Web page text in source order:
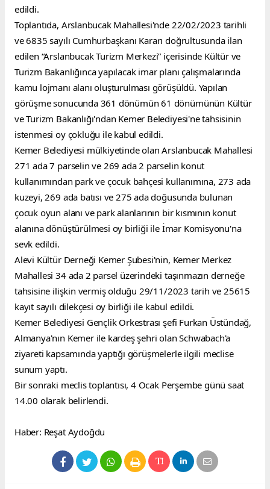
edildi.
Toplantıda, Arslanbucak Mahallesi'nde 22/02/2023 tarihli
ve 6835 sayılı Cumhurbaşkanı Kararı doğrultusunda ilan
edilen “Arslanbucak Turizm Merkezi” içerisinde Kültür ve
Turizm Bakanlığınca yapılacak imar planı çalışmalarında
kamu lojmanı alanı oluşturulması görüşüldü. Yapılan
görüşme sonucunda 361 dönümün 61 dönümünün Kültür
ve Turizm Bakanlığı'ndan Kemer Belediyesi'ne tahsisinin
istenmesi oy çokluğu ile kabul edildi.
Kemer Belediyesi mülkiyetinde olan Arslanbucak Mahallesi
271 ada 7 parselin ve 269 ada 2 parselin konut
kullanımından park ve çocuk bahçesi kullanımına, 273 ada
kuzeyi, 269 ada batısı ve 275 ada doğusunda bulunan
çocuk oyun alanı ve park alanlarının bir kısmının konut
alanına dönüştürülmesi oy birliği ile İmar Komisyonu'na
sevk edildi.
Alevi Kültür Derneği Kemer Şubesi'nin, Kemer Merkez
Mahallesi 34 ada 2 parsel üzerindeki taşınmazın derneğe
tahsisine ilişkin vermiş olduğu 29/11/2023 tarih ve 25615
kayıt sayılı dilekçesi oy birliği ile kabul edildi.
Kemer Belediyesi Gençlik Orkestrası şefi Furkan Üstündağ,
Almanya'nın Kemer ile kardeş şehri olan Schwabach'a
ziyareti kapsamında yaptığı görüşmelerle ilgili meclise
sunum yaptı.
Bir sonraki meclis toplantısı, 4 Ocak Perşembe günü saat
14.00 olarak belirlendi.
Haber: Reşat Aydoğdu